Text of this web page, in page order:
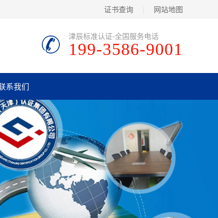
证书查询 网站地图
津辰标准认证-全国服务电话
199-3586-9001
系我们